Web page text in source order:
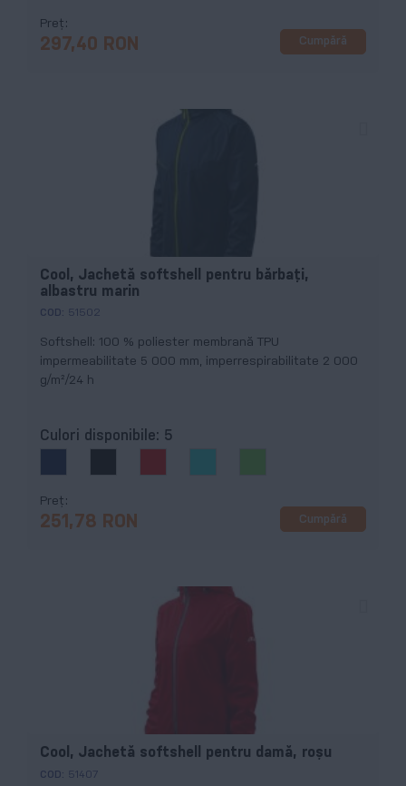
Preț
297,40 RON Cumpără
Cool, Jachetă softshell pentru bărbaţi,
albastru marin
COD: 51502
Softshell: 100 % poliester membrană TPU
impermeabilitate 5 000 mm, imperrespirabilitate 2 000
g/m²/24 h
Culori disponibile: 5
Preț
251,78 RON Cumpără
Cool, Jachetă softshell pentru damă, roşu
COD: 51407